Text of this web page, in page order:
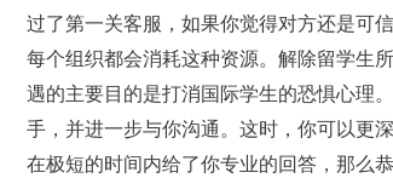
过了第一关客服，如果你觉得对方还是可
每个组织都会消耗这种资源。解除留学生
遇的主要目的是打消国际学生的恐惧心理
手，并进一步与你沟通。这时，你可以更
在极短的时间内给了你专业的回答，那么